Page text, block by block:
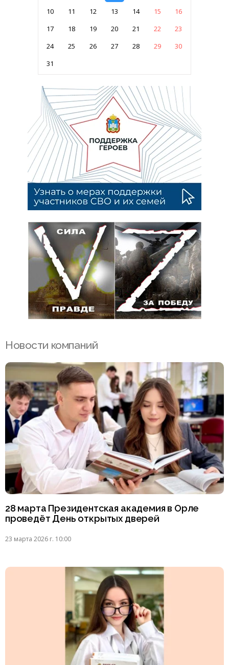
10 11 12 13 14 15
16
17
18 19 20 21 22
23
24
25 26 27 28 29
30
31
Новости компаний
28 марта Президентская академия в Орле
проведёт День открытых дверей
23 марта 2026 г. 10:00